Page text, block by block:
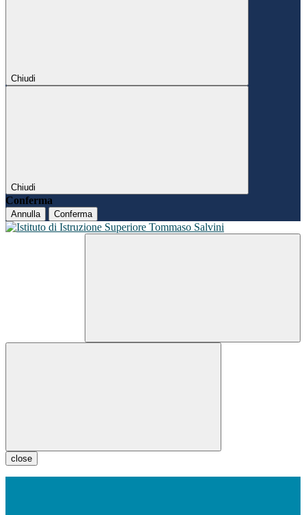
Chiudi
Chiudi
Conferma
Annulla Conferma
close